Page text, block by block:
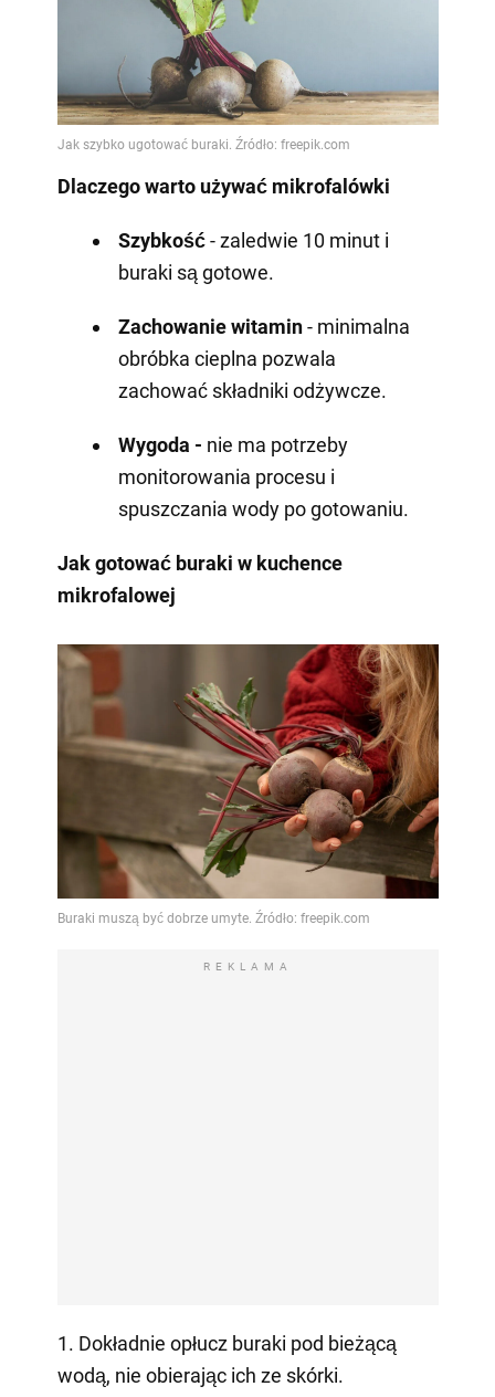
Dlaczego warto używać mikrofalówki
Szybkość- zaledwie 10 minut i
buraki są gotowe.
Zachowanie witamin- minimalna
obróbka cieplna pozwala
zachować składniki odżywcze.
Wygoda - nie ma potrzeby
monitorowania procesu i
spuszczania wody po gotowaniu.
Jak gotować buraki w kuchence
mikrofalowej
REKLAMA
1. Dokładnie opłucz buraki pod bieżącą
wodą, nie obierając ich ze skórki.